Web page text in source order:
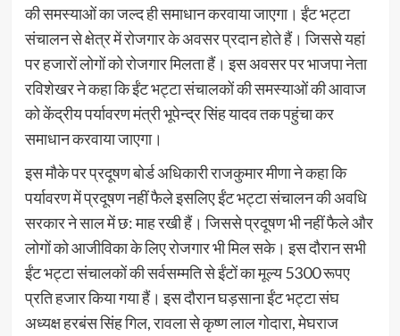
की समस्याओं का जल्द ही समाधान करवाया जाएगा। ईंट भट्टा
संचालन से क्षेत्र में रोजगार के अवसर प्रदान होते हैं। जिससे यहां
पर हजारों लोगों को रोजगार मिलता हैं। इस अवसर पर भाजपा नेता
रविशेखर ने कहा कि ईंट भट्टा संचालकों की समस्याओं की आवाज
को केंद्रीय पर्यावरण मंत्री भूपेन्द्र सिंह यादव तक पहुंचा कर
समाधान करवाया जाएगा।
इस मौके पर प्रदूषण बोर्ड अधिकारी राजकुमार मीणा ने कहा कि
पर्यावरण में प्रदूषण नहीं फैले इसलिए ईंट भट्टा संचालन की अवधि
सरकार ने साल में छ: माह रखी हैं। जिससे प्रदूषण भी नहीं फैले और
लोगों को आजीविका के लिए रोजगार भी मिल सके। इस दौरान सभी
ईंट भट्टा संचालकों की सर्वसम्मति से ईंटों का मूल्य 5300 रूपए
प्रति हजार किया गया हैं। इस दौरान घड़साना ईंट भट्टा संघ
अध्यक्ष हरबंस सिंह गिल, रावला से कृष्ण लाल गोदारा, मेघराज